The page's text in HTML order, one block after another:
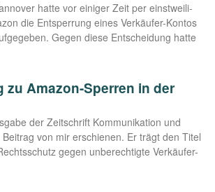
hat­te vor eini­ger Zeit per einst­wei­li­
die Ent­sper­rung eines Ver­­­käu­­fer-Kon­­­tos
Gegen die­se Ent­schei­dung hat­te
zu Amazon-Sperren in der
der Zeit­schrift Kom­mu­ni­ka­ti­on und
von mir erschie­nen. Er trägt den Titel
gegen unbe­rech­tig­te Verkäufer-